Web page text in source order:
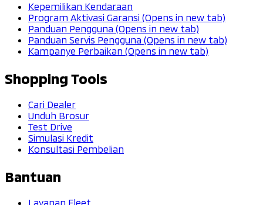
Kepemilikan Kendaraan
Program Aktivasi Garansi (Opens in new tab)
Panduan Pengguna (Opens in new tab)
Panduan Servis Pengguna (Opens in new tab)
Kampanye Perbaikan (Opens in new tab)
Shopping Tools
Cari Dealer
Unduh Brosur
Test Drive
Simulasi Kredit
Konsultasi Pembelian
Bantuan
Layanan Fleet